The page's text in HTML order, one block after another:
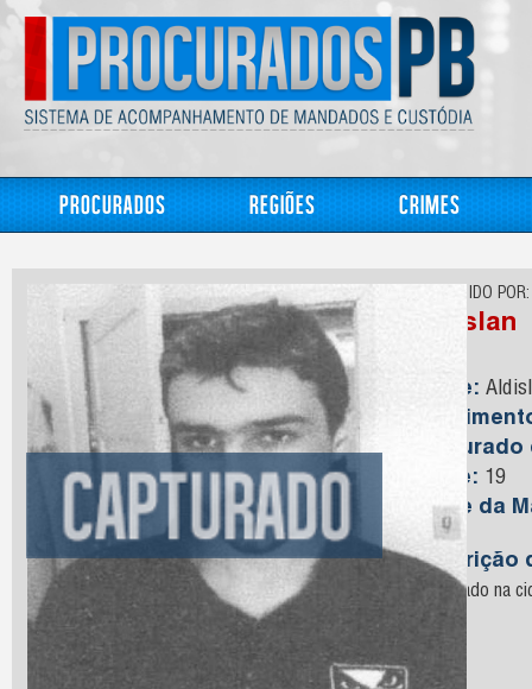
Procurados Regiões Crimes
CONHECIDO POR:
Aldislan
Nome:
Idade: 19
Nome da
Melo
Descrição
Capturado na